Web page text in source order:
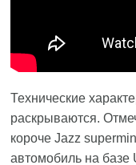
Технические
раскрываются.
короче Jazz
автомобиль на базе